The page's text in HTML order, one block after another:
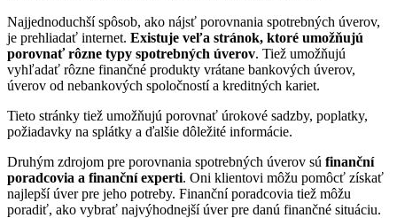
Najjednoduchší spôsob, ako nájsť porovnania spotrebných úverov,
je prehliadať internet. Existuje veľa stránok, ktoré umožňujú
porovnať rôzne typy spotrebných úverov. Tiež umožňujú
vyhľadať rôzne finančné produkty vrátane bankových úverov,
úverov od nebankových spoločností a kreditných kariet.
Tieto stránky tiež umožňujú porovnať úrokové sadzby, poplatky,
požiadavky na splátky a ďalšie dôležité informácie.
Druhým zdrojom pre porovnania spotrebných úverov sú finanční
poradcovia a finanční experti. Oni klientovi môžu pomôcť získať
najlepší úver pre jeho potreby. Finanční poradcovia tiež môžu
poradiť, ako vybrať najvýhodnejší úver pre danú finančné situáciu.